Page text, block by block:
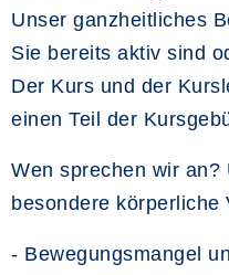
Unser ganzheitliches
Sie bereits aktiv sind
Der Kurs und der
einen Teil der
Wen sprechen wir
besondere
- Bewegungsmangel